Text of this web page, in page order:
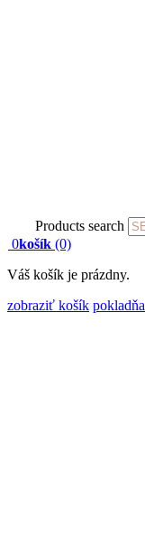
Products search
0košík (0)
Váš košík je prázdny.
zobraziť košík pokladňa